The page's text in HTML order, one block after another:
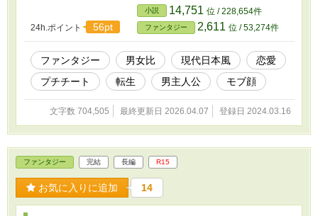
権。転生先、美的感覚は前と変わらないもん。 モブな俺は、前世
の病気のせいでできなかったことやって、普通に大人になればい
い。 誰が彼女になってくれれば、御の字だしね。 チート？ そん
なもん付けくれるより、俺を支えてくれた前世の親と妹が苦労しな
いように金をやってくれ。 俺は17歳に若返らせてもらえるし、た
だ健康な生活を送らせてもらうから。 貞操逆転、男女比狂いの世
界に期待したのだけれど・・。 あれ妹の梓、元カノのルナ、それ
ったんだよね。
24h.ポイント 56pt
小説 14,751 位 / 228,654件
ファンタジー 2,611 位 / 53,274件
ファンタジー 男女比 現代日本風
恋愛
プチチート
転生 男主人公 モブ顔
文字数 704,505 最終更新日 2026.04.07 登録日 2024.03.16
ファンタジー 完結 長編 R15
お気に入りに追加 14